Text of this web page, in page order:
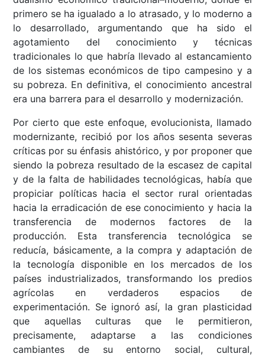
primero se ha igualado a lo atrasado, y lo moderno a
lo desarrollado, argumentando que ha sido el
agotamiento del conocimiento y técnicas
tradicionales lo que habría llevado al estancamiento
de los sistemas económicos de tipo campesino y a
su pobreza. En definitiva, el conocimiento ancestral
era una barrera para el desarrollo y modernización.
Por cierto que este enfoque, evolucionista, llamado
modernizante, recibió por los años sesenta severas
críticas por su énfasis ahistórico, y por proponer que
siendo la pobreza resultado de la escasez de capital
y de la falta de habilidades tecnológicas, había que
propiciar políticas hacia el sector rural orientadas
hacia la erradicación de ese conocimiento y hacia la
transferencia de modernos factores de la
producción. Esta transferencia tecnológica se
reducía, básicamente, a la compra y adaptación de
la tecnología disponible en los mercados de los
países industrializados, transformando los predios
agrícolas en verdaderos espacios de
experimentación. Se ignoró así, la gran plasticidad
que aquellas culturas que le permitieron,
precisamente, adaptarse a las condiciones
cambiantes de su entorno social, cultural,